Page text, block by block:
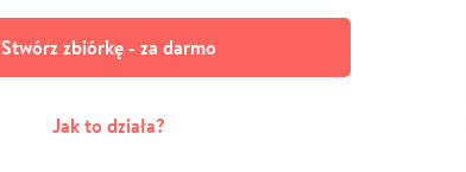
Stwórz zbiórkę - za darmo
Jak to działa?